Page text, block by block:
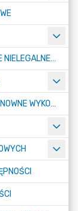
ZGŁOSZENIA DOTYCZĄCE NIELEGALNEGO SPALANIA ODPADÓW
OTWARTE DANE ORAZ PONOWNE WYKORZYSTANIE INFORMACJI SEKTORA PUBLICZNEGO